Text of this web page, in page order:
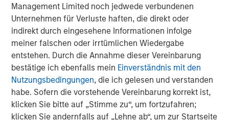
Management Limited noch jedwede verbundenen
Unternehmen für Verluste haften, die direkt oder
indirekt durch eingesehene Informationen infolge
meiner falschen oder irrtümlichen Wiedergabe
entstehen. Durch die Annahme dieser Vereinbarung
bestätige ich ebenfalls mein Einverständnis mit den
Nutzungsbedingungen, die ich gelesen und verstanden
habe. Sofern die vorstehende Vereinbarung korrekt ist,
klicken Sie bitte auf „Stimme zu“, um fortzufahren;
klicken Sie andernfalls auf „Lehne ab“, um zur Startseite
“The new partnership with Morgan Stanley
Infrastructure Partners, combined with the
strong foundation laid with GI Partners,
represents a tremendous opportunity for
Flexential to further accelerate our growth
trajectory and sets the stage for future
strategic opportunities,” said Chris Downie,
CEO of Flexential. “As we continue to invest in